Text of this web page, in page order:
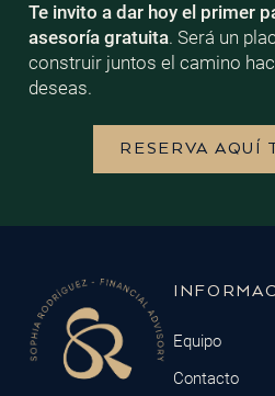
Te invito a dar hoy el primer
asesoría gratuita. Será un
construir juntos el camino
deseas.
RESERVA AQUÍ
Equipo
Contacto